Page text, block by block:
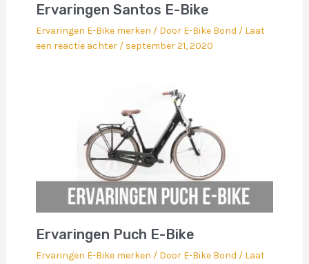
Ervaringen Santos E-Bike
Ervaringen E-Bike merken / Door E-Bike Bond / Laat
een reactie achter / september 21, 2020
Ervaringen Puch E-Bike
Ervaringen E-Bike merken / Door E-Bike Bond / Laat